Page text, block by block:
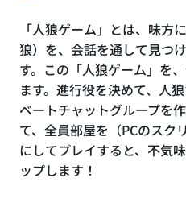
「人狼ゲーム」とは、味方
狼）を、会話を通して見つ
す。この「人狼ゲーム」を
ます。進行役を決めて、人
ベートチャットグループを
て、全員部屋を（PCのスク
にしてプレイすると、不気
ップします！